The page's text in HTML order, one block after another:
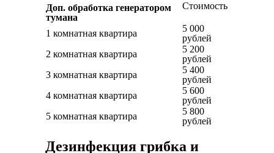
Доп. обработка генератором
тумана
Стоимость
1 комнатная квартира
5 000
рублей
2 комнатная квартира
5 200
рублей
3 комнатная квартира
5 400
рублей
4 комнатная квартира
5 600
рублей
5 комнатная квартира
5 800
рублей
Дезинфекция грибка и